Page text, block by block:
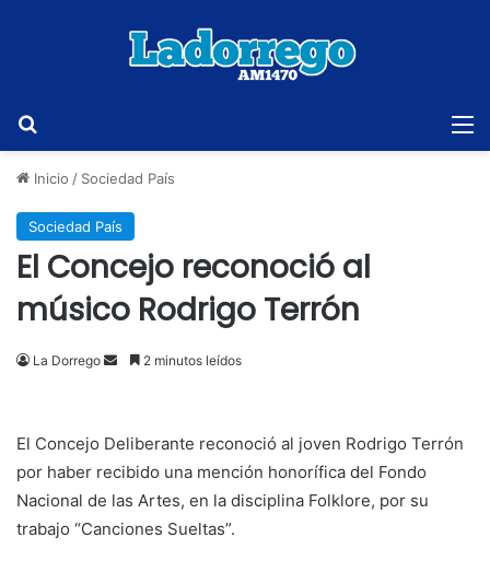
Inicio / Sociedad País
Sociedad País
El Concejo reconoció al
músico Rodrigo Terrón
La Dorrego
Send2 minutos leídos
El Concejo Deliberante reconoció al joven Rodrigo Terrón
por haber recibido una mención honorífica del Fondo
Nacional de las Artes, en la disciplina Folklore, por su
trabajo “Canciones Sueltas”.